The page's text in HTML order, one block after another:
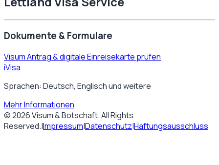
Dokumente & Formulare
Visum Antrag & digitale Einreisekarte prüfen
iVisa
Sprachen: Deutsch, Englisch und weitere
Mehr Informationen
©2026Visum & Botschaft. All Rights
Reserved.|Impressum|Datenschutz|Haftungsausschluss